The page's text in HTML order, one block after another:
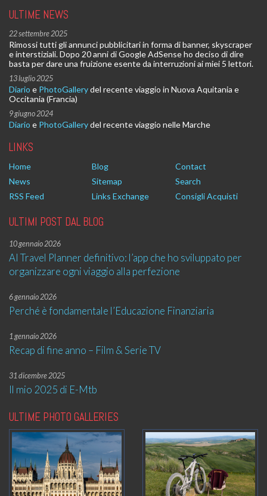
ULTIME NEWS
22 settembre 2025
Rimossi tutti gli annunci pubblicitari in forma di banner, skyscraper
e interstiziali. Dopo 20 anni di Google AdSense ho deciso di dire
basta per dare una fruizione esente da interruzioni ai miei 5 lettori.
13 luglio 2025
Diario e PhotoGallerydel recente viaggio in Nuova Aquitania e
Occitania (Francia)
9 giugno 2024
Diario e PhotoGallerydel recente viaggio nelle Marche
LINKS
Home Blog
Contact
News
Sitemap
Search
RSS Feed
Links Exchange Consigli Acquisti
ULTIMI POST DAL BLOG
10 gennaio 2026
AI Travel Planner definitivo: l’app che ho sviluppato per
organizzare ogni viaggio alla perfezione
6 gennaio 2026
Perché è fondamentale l’Educazione Finanziaria
1 gennaio 2026
Recap di fine anno – Film & Serie TV
31 dicembre 2025
Il mio 2025 di E-Mtb
ULTIME PHOTO GALLERIES